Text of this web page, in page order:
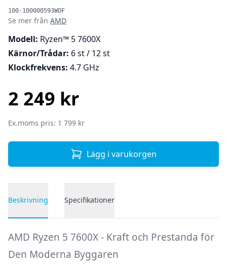
100-100000593WOF
Produktinformation
Se mer från AMD
Modell: Ryzen™ 5 7600X
Kärnor/Trådar: 6 st / 12 st
Klockfrekvens: 4.7 GHz
2 249 kr
Ex.moms pris: 1 799 kr
Lägg i varukorgen
Beskrivning Specifikationer
AMD Ryzen 5 7600X - Kraft och Prestanda för
Den Moderna Byggaren